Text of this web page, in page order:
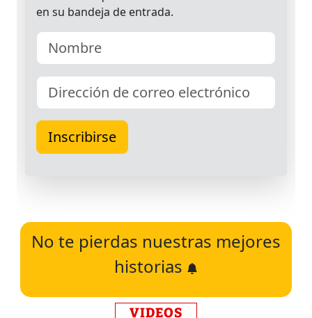
No te pierdas nuestras mejores
historias
VIDEOS